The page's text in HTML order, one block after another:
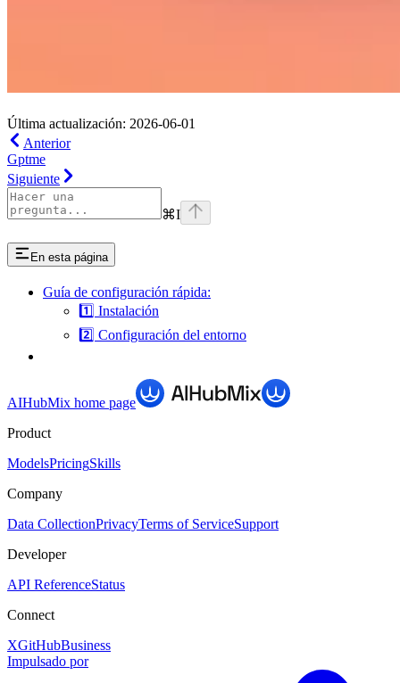
Última actualización: 2026-06-01
Anterior
Gptme
Siguiente
⌘I
En esta página
Guía de configuración rápida:
1️⃣ Instalación
2️⃣ Configuración del entorno
AIHubMix home page
Product
ModelsPricingSkills
Company
Data CollectionPrivacyTerms of ServiceSupport
Developer
API ReferenceStatus
Connect
XGitHubBusiness
Impulsado por